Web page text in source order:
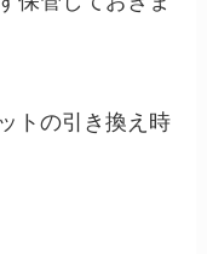
トの引き換え時